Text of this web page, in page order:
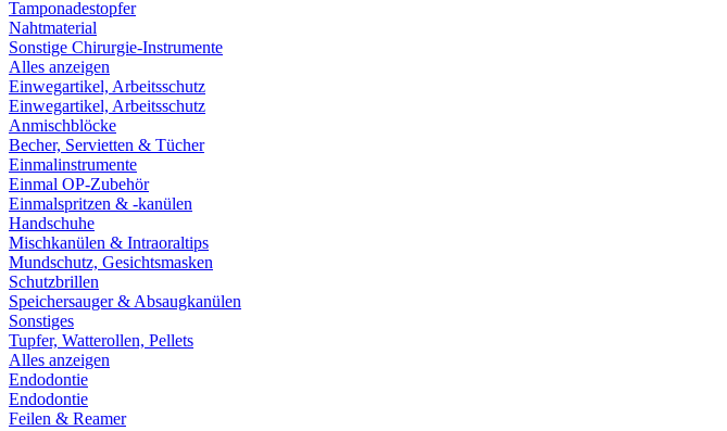
Tamponadestopfer
Nahtmaterial
Sonstige Chirurgie-Instrumente
Alles anzeigen
Einwegartikel, Arbeitsschutz
Einwegartikel, Arbeitsschutz
Anmischblöcke
Becher, Servietten & Tücher
Einmalinstrumente
Einmal OP-Zubehör
Einmalspritzen & -kanülen
Handschuhe
Mischkanülen & Intraoraltips
Mundschutz, Gesichtsmasken
Schutzbrillen
Speichersauger & Absaugkanülen
Sonstiges
Tupfer, Watterollen, Pellets
Alles anzeigen
Endodontie
Endodontie
Feilen & Reamer